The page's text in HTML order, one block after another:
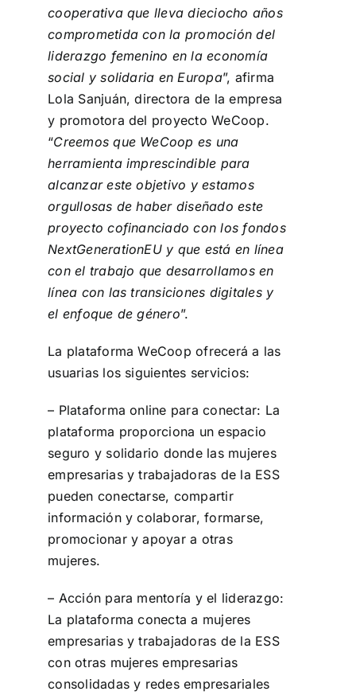
cooperativa que lleva dieciocho años
comprometida con la promoción del
liderazgo femenino en la economía
social y solidaria en Europa”, afirma
Lola Sanjuán, directora de la empresa
y promotora del proyecto WeCoop.
“Creemos que WeCoop es una
herramienta imprescindible para
alcanzar este objetivo y estamos
orgullosas de haber diseñado este
proyecto cofinanciado con los fondos
NextGenerationEU y que está en línea
con el trabajo que desarrollamos en
línea con las transiciones digitales y
el enfoque de género”.
La plataforma WeCoop ofrecerá a las
usuarias los siguientes servicios:
– Plataforma online para conectar: La
plataforma proporciona un espacio
seguro y solidario donde las mujeres
empresarias y trabajadoras de la ESS
pueden conectarse, compartir
información y colaborar, formarse,
promocionar y apoyar a otras
mujeres.
– Acción para mentoría y el liderazgo:
La plataforma conecta a mujeres
empresarias y trabajadoras de la ESS
con otras mujeres empresarias
consolidadas y redes empresariales